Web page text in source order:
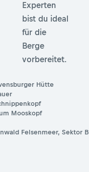
Experten
bist du ideal
für die
Berge
vorbereitet.
Hütte
Mooskopf
Felsenmeer, Sektor B